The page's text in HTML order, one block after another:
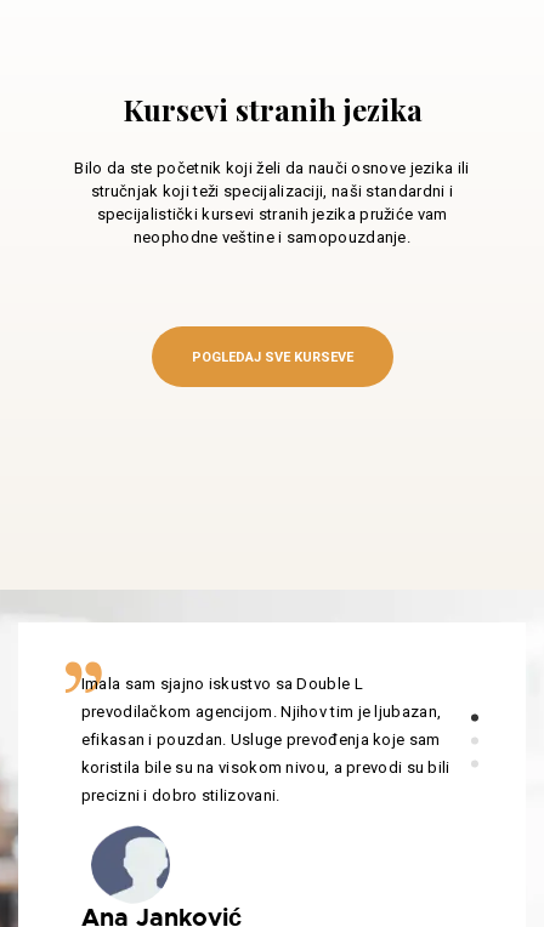
Kursevi stranih jezika
Bilo da ste početnik koji želi da nauči osnove jezika ili
stručnjak koji teži specijalizaciji, naši standardni i
specijalistički kursevi stranih jezika pružiće vam
neophodne veštine i samopouzdanje.
POGLEDAJ SVE KURSEVE
Imala sam sjajno iskustvo sa Double L
prevodilačkom agencijom. Njihov tim je ljubazan,
efikasan i pouzdan. Usluge prevođenja koje sam
koristila bile su na visokom nivou, a prevodi su bili
precizni i dobro stilizovani.
Ana Janković